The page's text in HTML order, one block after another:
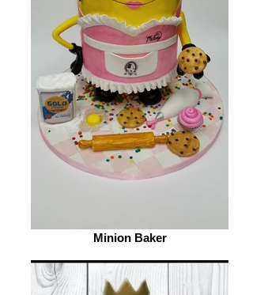
Minion Baker